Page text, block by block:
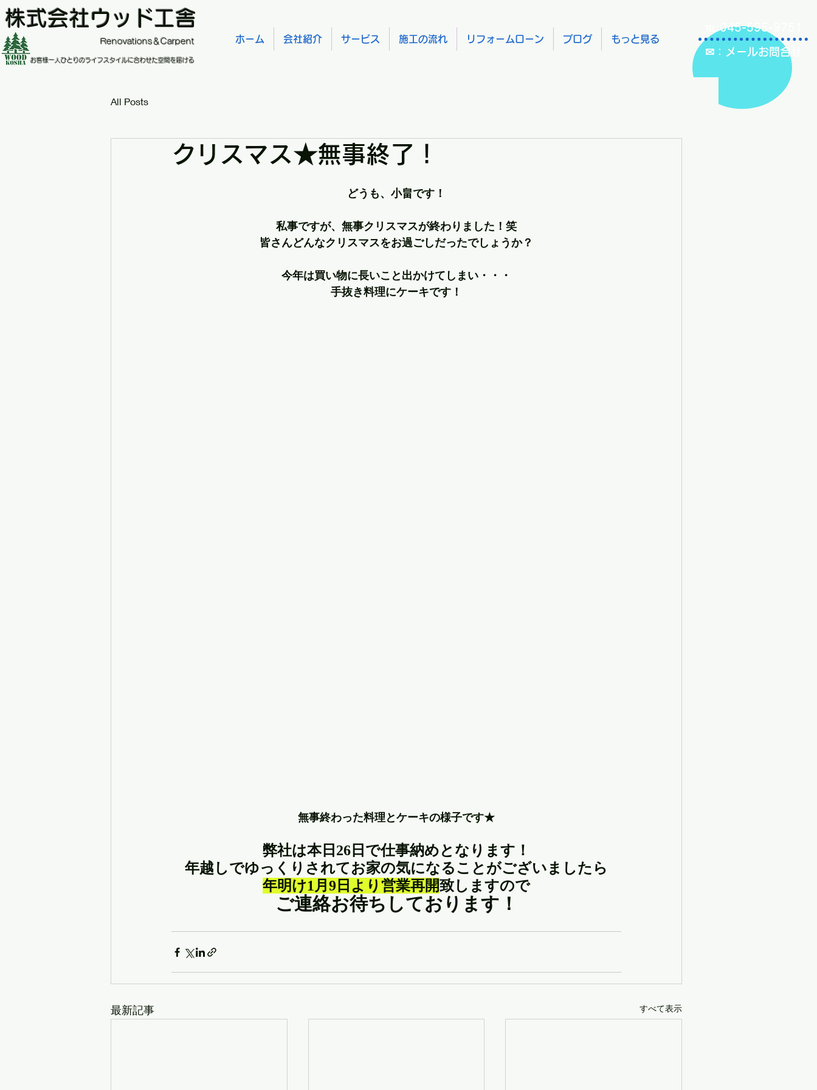
ホーム 会社紹介 サービス 施工の流れ リフォームローン ブログ もっと見る
株式会社ウッド工舎
​Renovations＆Carpent
お客様一人ひとりのライフスタイルに合わせた空間を届ける
℡:045-595-9751
✉：メールお問合せ
All Posts
クリスマス★無事終了！
どうも、小畠です！
私事ですが、無事クリスマスが終わりました！笑
皆さんどんなクリスマスをお過ごしだったでしょうか？
今年は買い物に長いこと出かけてしまい・・・
手抜き料理にケーキです！
無事終わった料理とケーキの様子です★
弊社は本日26日で仕事納めとなります！
年越しでゆっくりされてお家の気になることがございましたら
年明け1月9日より営業再開致しますので
ご連絡お待ちしております！
最新記事 すべて表示